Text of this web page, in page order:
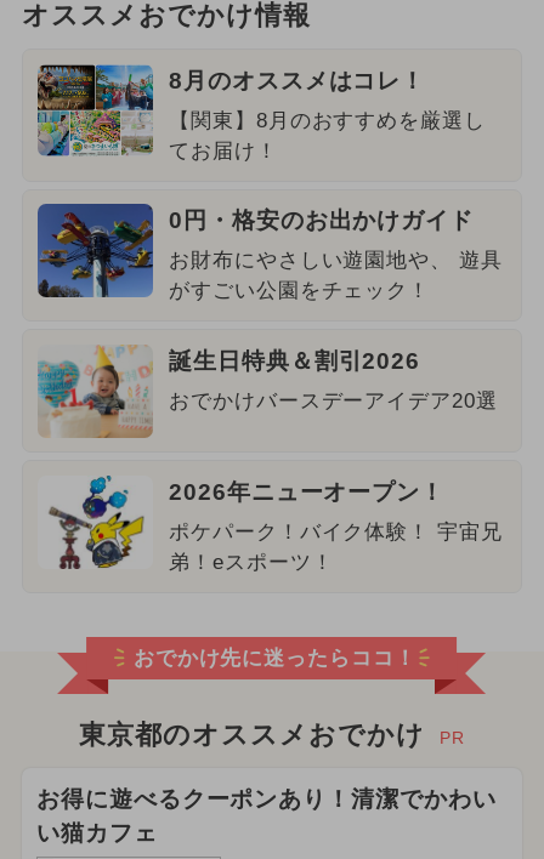
オススメおでかけ情報
8月のオススメはコレ！
【関東】8月のおすすめを厳選し
てお届け！
0円・格安のお出かけガイド
お財布にやさしい遊園地や、 遊具
がすごい公園をチェック！
誕生日特典＆割引2026
おでかけバースデーアイデア20選
2026年ニューオープン！
ポケパーク！バイク体験！ 宇宙兄
弟！eスポーツ！
おでかけ先に迷ったらココ！
東京都のオススメおでかけ PR
お得に遊べるクーポンあり！清潔でかわい
い猫カフェ